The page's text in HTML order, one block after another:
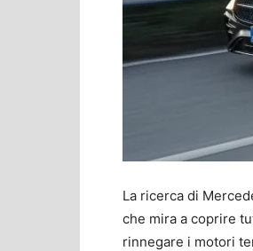
La ricerca di
che mira a coprire
rinnegare i motori